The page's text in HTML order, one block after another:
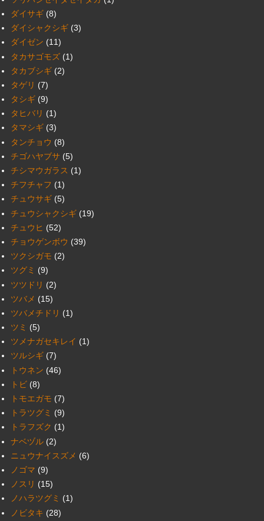
ダイサギ (8)
ダイシャクシギ (3)
ダイゼン (11)
タカサゴモズ (1)
タカブシギ (2)
タゲリ (7)
タシギ (9)
タヒバリ (1)
タマシギ (3)
タンチョウ (8)
チゴハヤブサ (5)
チシマウガラス (1)
チフチャフ (1)
チュウサギ (5)
チュウシャクシギ (19)
チュウヒ (52)
チョウゲンボウ (39)
ツクシガモ (2)
ツグミ (9)
ツツドリ (2)
ツバメ (15)
ツバメチドリ (1)
ツミ (5)
ツメナガセキレイ (1)
ツルシギ (7)
トウネン (46)
トビ (8)
トモエガモ (7)
トラツグミ (9)
トラフズク (1)
ナベヅル (2)
ニュウナイスズメ (6)
ノゴマ (9)
ノスリ (15)
ノハラツグミ (1)
ノビタキ (28)